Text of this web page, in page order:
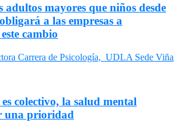
adultos mayores que niños desde
a las empresas a
cambio
colectivo, la salud mental
una prioridad